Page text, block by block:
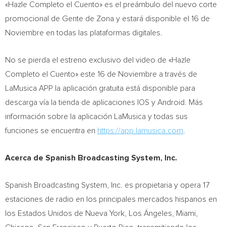
«Hazle Completo el Cuento» es el preámbulo del nuevo corte
promocional de Gente de Zona y estará disponible el 16 de
Noviembre en todas las plataformas digitales.
No se pierda el estreno exclusivo del video de «Hazle
Completo el Cuento» este 16 de Noviembre a través de
LaMusica APP la aplicación gratuita está disponible para
descarga vía la tienda de aplicaciones IOS y Android. Más
información sobre la aplicación LaMusica y todas sus
funciones se encuentra en https://app.lamusica.com
Acerca de Spanish Broadcasting System, Inc.
Spanish Broadcasting System, Inc. es propietaria y opera 17
estaciones de radio en los principales mercados hispanos en
los Estados Unidos de Nueva York , Los Ángeles, Miami